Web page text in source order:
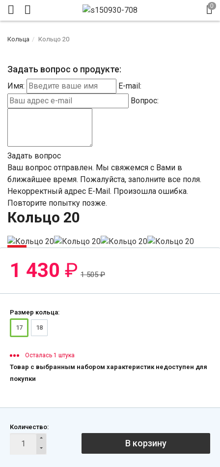
Кольца Кольцо 20
Задать вопрос о продукте:
Имя:
E-mail:
Вопрос:
Задать вопрос
Ваш вопрос отправлен. Мы свяжемся с Вами в
ближайшее время. Пожалуйста, заполните все поля.
Некорректный адрес E-Mail. Произошла ошибка.
Повторите попытку позже.
Кольцо 20
-5%
1 430 ₽ 1 505₽
Размер кольца:
17 18
Осталась 1 штука
Товар с выбранным набором характеристик недоступен для
покупки
Количество:
В корзину